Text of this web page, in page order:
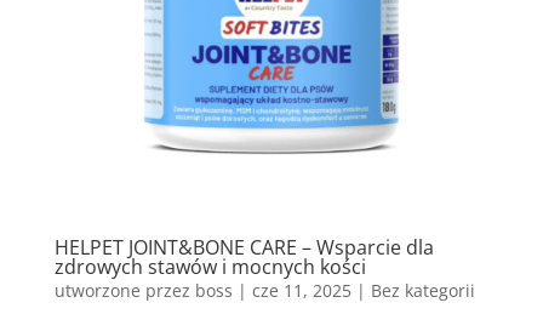
HELPET JOINT&BONE CARE – Wsparcie dla
zdrowych stawów i mocnych kości
utworzone przez boss | cze 11, 2025| Bez kategorii